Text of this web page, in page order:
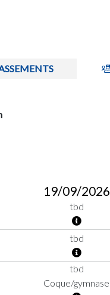
19/09/2026
tbd
tbd
tbd
Coque/gymnase